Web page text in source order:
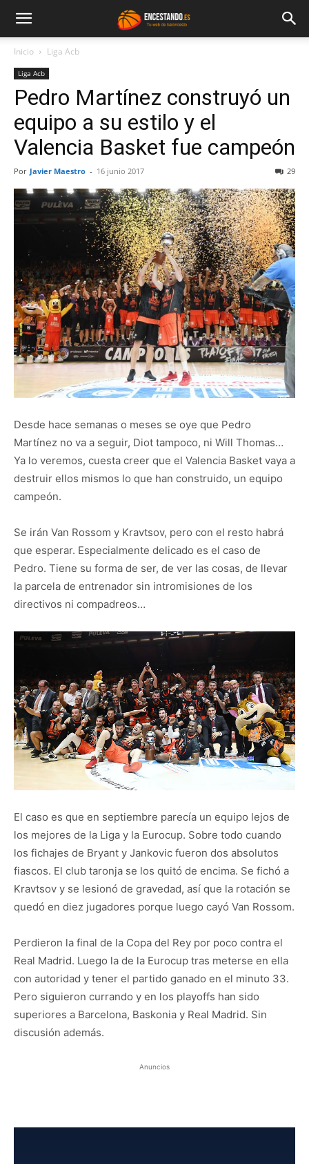
Inicio Liga Acb
Liga Acb
Pedro Martínez construyó un
equipo a su estilo y el
Valencia Basket fue campeón
Por Javier Maestro - 16 junio 2017 29
Desde hace semanas o meses se oye que Pedro
Martínez no va a seguir, Diot tampoco, ni Will Thomas…
Ya lo veremos, cuesta creer que el Valencia Basket vaya a
destruir ellos mismos lo que han construido, un equipo
campeón.
Se irán Van Rossom y Kravtsov, pero con el resto habrá
que esperar. Especialmente delicado es el caso de
Pedro. Tiene su forma de ser, de ver las cosas, de llevar
la parcela de entrenador sin intromisiones de los
directivos ni compadreos…
El caso es que en septiembre parecía un equipo lejos de
los mejores de la Liga y la Eurocup. Sobre todo cuando
los fichajes de Bryant y Jankovic fueron dos absolutos
fiascos. El club taronja se los quitó de encima. Se fichó a
Kravtsov y se lesionó de gravedad, así que la rotación se
quedó en diez jugadores porque luego cayó Van Rossom.
Perdieron la final de la Copa del Rey por poco contra el
Real Madrid. Luego la de la Eurocup tras meterse en ella
con autoridad y tener el partido ganado en el minuto 33.
Pero siguieron currando y en los playoffs han sido
superiores a Barcelona, Baskonia y Real Madrid. Sin
discusión además.
Anuncios